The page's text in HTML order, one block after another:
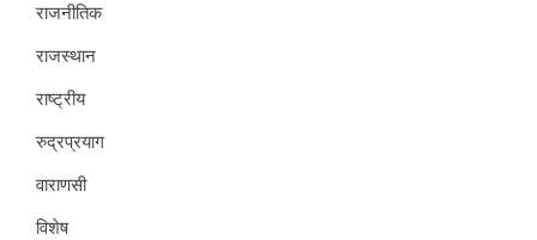
राजनीतिक
राजस्थान
राष्ट्रीय
रुद्रप्रयाग
वाराणसी
विशेष